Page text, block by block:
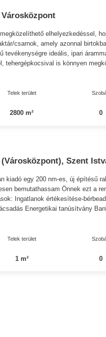
Városközpont
elhelyezkedéssel,
csarnok, amely azonnal
tevékenységre ideális, ipari
tehergépkocsival is könnyen
Telek terület
2800 m² 0
(Városközpont), Szent
kiadó egy 200 nm-es, új építésű
bemutathassam Önnek ezt a
Ingatlanok értékesítése-
Energetikai tanúsítvány
Telek terület
1 m² 0